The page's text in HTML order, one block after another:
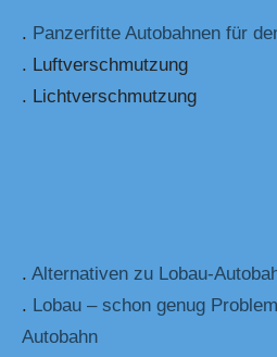
. Panzerfitte Autobahnen für
. Luftverschmutzung
. Lichtverschmutzung
. Alternativen zu Lobau-
. Lobau – schon genug
Autobahn